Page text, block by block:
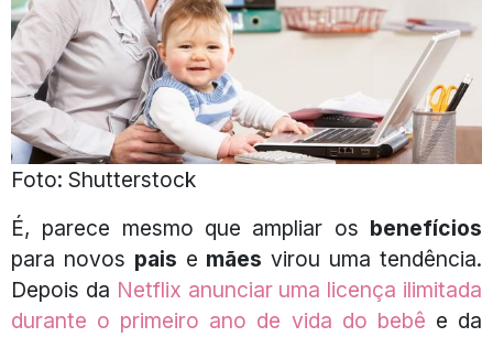
Foto: Shutterstock
É, parece mesmo que ampliar os benefícios
para novos pais e mães virou uma tendência.
Depois da Netflix anunciar uma licença ilimitada
durante o primeiro ano de vida do bebê e da